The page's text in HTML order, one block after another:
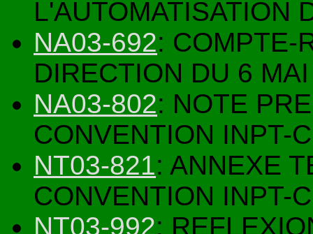
L'AUTOMATISATION
NA03-692: COMPTE-
DIRECTION DU 6
NA03-802: NOTE
CONVENTION INPT-
NT03-821: ANNEXE
CONVENTION INPT-
NT03-992: